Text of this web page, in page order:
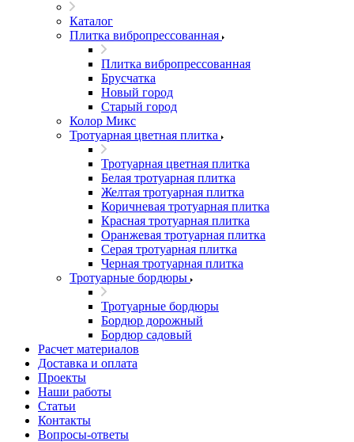
Каталог
Плитка вибропрессованная
Плитка вибропрессованная
Брусчатка
Новый город
Старый город
Колор Микс
Тротуарная цветная плитка
Тротуарная цветная плитка
Белая тротуарная плитка
Желтая тротуарная плитка
Коричневая тротуарная плитка
Красная тротуарная плитка
Оранжевая тротуарная плитка
Серая тротуарная плитка
Черная тротуарная плитка
Тротуарные бордюры
Тротуарные бордюры
Бордюр дорожный
Бордюр садовый
Расчет материалов
Доставка и оплата
Проекты
Наши работы
Статьи
Контакты
Вопросы-ответы